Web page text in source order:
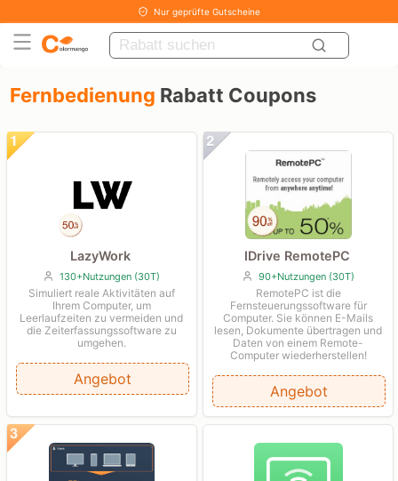
Nur geprüfte Gutscheine
Fernbedienung Rabatt Coupons
LazyWork
130+Nutzungen (30T)
Simuliert reale Aktivitäten auf
Ihrem Computer, um
Leerlaufzeiten zu vermeiden und
die Zeiterfassungssoftware zu
umgehen.
Angebot
IDrive RemotePC
90+Nutzungen (30T)
RemotePC ist die
Fernsteuerungssoftware für
Computer. Sie können E-Mails
lesen, Dokumente übertragen und
Daten von einem Remote-
Computer wiederherstellen!
Angebot